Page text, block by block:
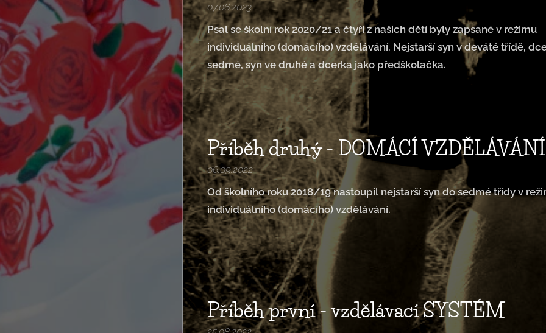
07.06.2023
Psal se školní rok 2020/21 a čtyři z našich dětí byly zapsané v režimu
individuálního (domácího) vzdělávání. Nejstarší syn v deváté třídě,
sedmé, syn ve druhé a dcerka jako předškolačka.
Příběh druhý - DOMÁCÍ VZDĚLÁVÁNÍ
06.09.2022
Od školního roku 2018/19 nastoupil nejstarší syn do sedmé třídy v
individuálního (domácího) vzdělávání.
Příběh první - vzdělávací SYSTÉM